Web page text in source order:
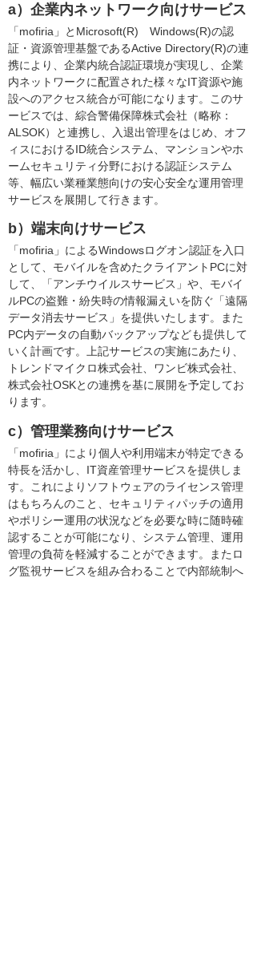
a）企業内ネットワーク向けサービス
「mofiria」とMicrosoft(R) Windows(R)の認
証・資源管理基盤であるActive Directory(R)の連
携により、企業内統合認証環境が実現し、企業
内ネットワークに配置された様々なIT資源や施
設へのアクセス統合が可能になります。このサ
ービスでは、綜合警備保障株式会社（略称：
ALSOK）と連携し、入退出管理をはじめ、オフ
ィスにおけるID統合システム、マンションやホ
ームセキュリティ分野における認証システム
等、幅広い業種業態向けの安心安全な運用管理
サービスを展開して行きます。
b）端末向けサービス
「mofiria」によるWindowsログオン認証を入口
として、モバイルを含めたクライアントPCに対
して、「アンチウイルスサービス」や、モバイ
ルPCの盗難・紛失時の情報漏えいを防ぐ「遠隔
データ消去サービス」を提供いたします。また
PC内データの自動バックアップなども提供して
いく計画です。上記サービスの実施にあたり、
トレンドマイクロ株式会社、ワンビ株式会社、
株式会社OSKとの連携を基に展開を予定してお
ります。
c）管理業務向けサービス
「mofiria」により個人や利用端末が特定できる
特長を活かし、IT資産管理サービスを提供しま
す。これによりソフトウェアのライセンス管理
はもちろんのこと、セキュリティパッチの適用
やポリシー運用の状況などを必要な時に随時確
認することが可能になり、システム管理、運用
管理の負荷を軽減することができます。またロ
グ監視サービスを組み合わることで内部統制へ